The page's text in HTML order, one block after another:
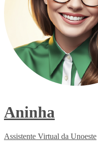
Aninha
Assistente Virtual da Unoeste